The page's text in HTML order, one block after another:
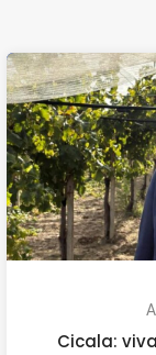
Cicala: